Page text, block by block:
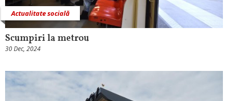
Actualitate socială
Scumpiri la metrou
30 Dec, 2024